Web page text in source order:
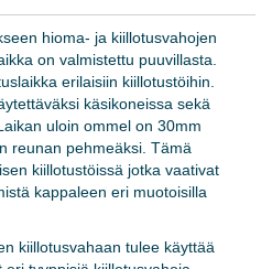
hioma- ja kiillotusvahojen
on valmistettu puuvillasta.
erilaisiin kiillotustöihin.
käsikoneissa sekä
uloin ommel on 30mm
reunan pehmeäksi. Tämä
kiillotustöissä jotka vaativat
kappaleen eri muotoisilla
kiillotusvahaan ​​tulee käyttää